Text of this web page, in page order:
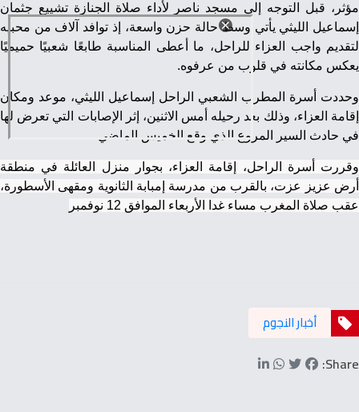
مؤثر، قبل التوجه إلى مسجد ناصر لأداء صلاة الجنازة تشييع جثمان
إسماعيل الليثي يأتي وسط حالة حزن واسعة، إذ توافد آلاف من محبيه
لتقديم واجب العزاء للراحل، ما أعطى المناسبة طابعًا شعبيًا حميميًا
يعكس مكانته في قلوب من عرفوه.
وحددت أسرة المطرب الشعبي الراحل إسماعيل الليثي، موعد ومكان
إقامة العزاء، وذلك بعد رحيله أمس الاثنين، إثر الإصابات التي تعرض لها
في حادث السير المروع الذي وقع الخميس الماضي.
وقررت أسرة الراحل، إقامة العزاء، بجوار منزل العائلة في منطقة
أرض عزيز عزت، بالقرب من مدرسة إمبابة الثانوية ومقهى الأسطورة،
عقب صلاة المغرب مساء غدا الأربعاء الموافق 12 نوفمبر
أخبار النجوم
Share: